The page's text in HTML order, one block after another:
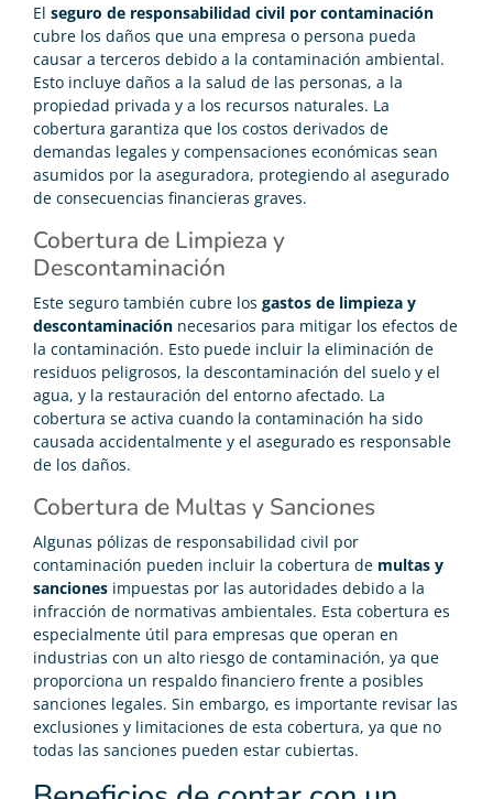
El seguro de responsabilidad civil por contaminación
cubre los daños que una empresa o persona pueda
causar a terceros debido a la contaminación ambiental.
Esto incluye daños a la salud de las personas, a la
propiedad privada y a los recursos naturales. La
cobertura garantiza que los costos derivados de
demandas legales y compensaciones económicas sean
asumidos por la aseguradora, protegiendo al asegurado
de consecuencias financieras graves.
Cobertura de Limpieza y
Descontaminación
Este seguro también cubre los gastos de limpieza y
descontaminación necesarios para mitigar los efectos de
la contaminación. Esto puede incluir la eliminación de
residuos peligrosos, la descontaminación del suelo y el
agua, y la restauración del entorno afectado. La
cobertura se activa cuando la contaminación ha sido
causada accidentalmente y el asegurado es responsable
de los daños.
Cobertura de Multas y Sanciones
Algunas pólizas de responsabilidad civil por
contaminación pueden incluir la cobertura de multas y
sanciones impuestas por las autoridades debido a la
infracción de normativas ambientales. Esta cobertura es
especialmente útil para empresas que operan en
industrias con un alto riesgo de contaminación, ya que
proporciona un respaldo financiero frente a posibles
sanciones legales. Sin embargo, es importante revisar las
exclusiones y limitaciones de esta cobertura, ya que no
todas las sanciones pueden estar cubiertas.